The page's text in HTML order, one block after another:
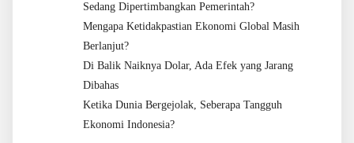
Sedang Dipertimbangkan Pemerintah?
Mengapa Ketidakpastian Ekonomi Global Masih
Berlanjut?
Di Balik Naiknya Dolar, Ada Efek yang Jarang
Dibahas
Ketika Dunia Bergejolak, Seberapa Tangguh
Ekonomi Indonesia?